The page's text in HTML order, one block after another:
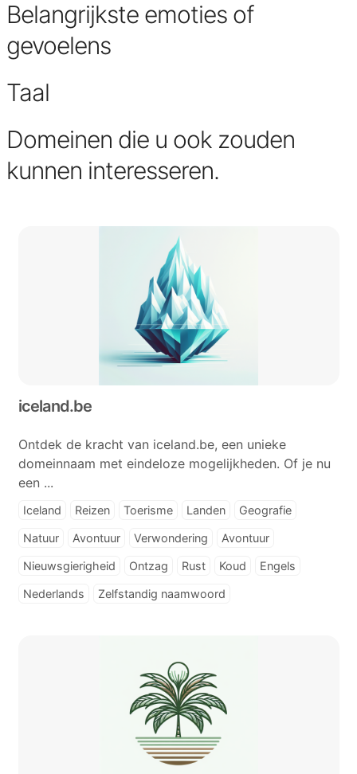
Belangrijkste emoties of
gevoelens
Taal
Domeinen die u ook zouden
kunnen interesseren.
iceland.be
Ontdek de kracht van iceland.be, een unieke
domeinnaam met eindeloze mogelijkheden. Of je nu
een ...
Iceland Reizen Toerisme Landen Geografie
Natuur Avontuur Verwondering Avontuur
Nieuwsgierigheid Ontzag Rust Koud Engels
Nederlands Zelfstandig naamwoord